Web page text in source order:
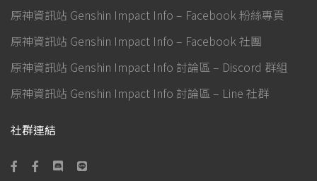
原神資訊站 Genshin Impact Info – Facebook 粉絲專頁
原神資訊站 Genshin Impact Info – Facebook 社團
原神資訊站 Genshin Impact Info 討論區 – Discord 群組
原神資訊站 Genshin Impact Info 討論區 – Line 社群
社群連結